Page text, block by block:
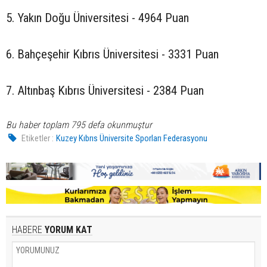
5. Yakın Doğu Üniversitesi - 4964 Puan
6. Bahçeşehir Kıbrıs Üniversitesi - 3331 Puan
7. Altınbaş Kıbrıs Üniversitesi - 2384 Puan
Bu haber toplam 795 defa okunmuştur
Etiketler : Kuzey Kıbrıs Üniversite Sporları Federasyonu
HABERE YORUM KAT